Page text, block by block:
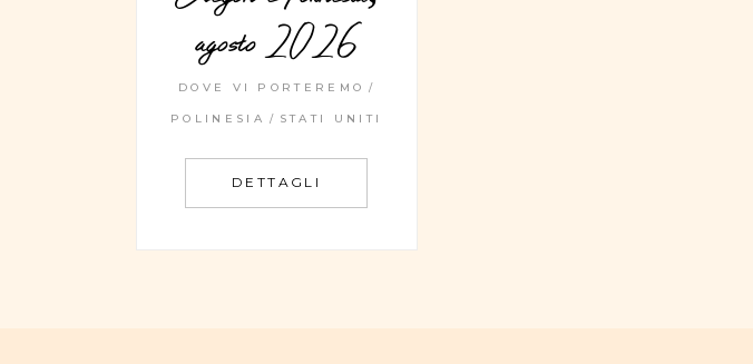
agosto 2026
DOVE VI PORTEREMO
POLINESIA STATI UNITI
DETTAGLI